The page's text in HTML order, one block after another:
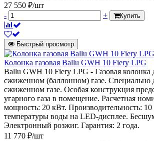
27 550 ₽/шт
-
+ Купить
Быстрый просмотр
Колонка газовая Ballu GWH 10 Fiery LPG
Ballu GWH 10 Fiery LPG - Газовая колонка
сжиженном (баллонном) газе. Специально
сжиженном газе. Особая конструкция
угарного газа в помещение. Расчетная
мощность: 20 кВт. Производительность:
температуры воды на LED-дисплее.
Электронный розжиг. Гарантия: 2 года.
11 770 ₽/шт